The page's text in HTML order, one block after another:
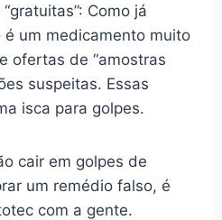
Como já
um medicamento muito
ofertas de “amostras
suspeitas. Essas
isca para golpes.
cair em golpes de
um remédio falso, é
com a gente.